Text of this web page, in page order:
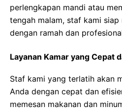
perlengkapan mandi atau
tengah malam, staf kami siap
dengan ramah dan
Layanan Kamar yang Cepat
Staf kami yang terlatih akan
Anda dengan cepat dan
memesan makanan dan